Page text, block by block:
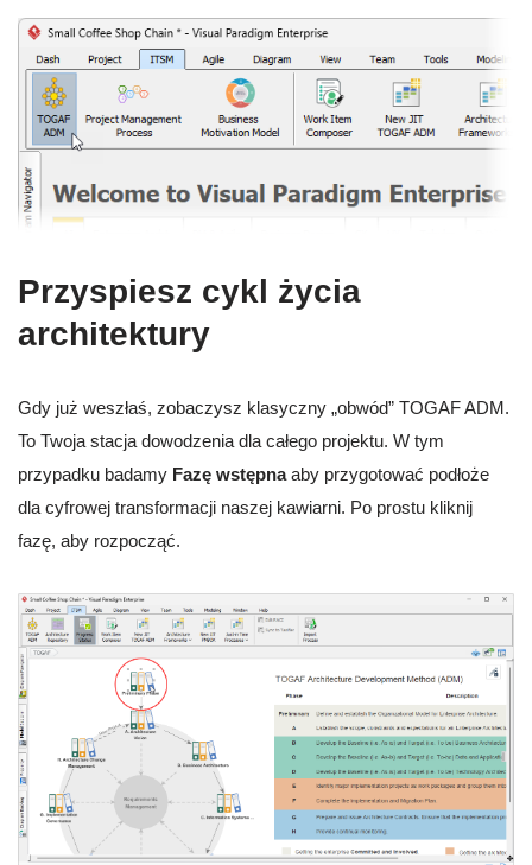
Przyspiesz cykl życia
architektury
Gdy już weszłaś, zobaczysz klasyczny „obwód” TOGAF ADM.
To Twoja stacja dowodzenia dla całego projektu. W tym
przypadku badamy Fazę wstępnaaby przygotować podłoże
dla cyfrowej transformacji naszej kawiarni. Po prostu kliknij
fazę, aby rozpocząć.